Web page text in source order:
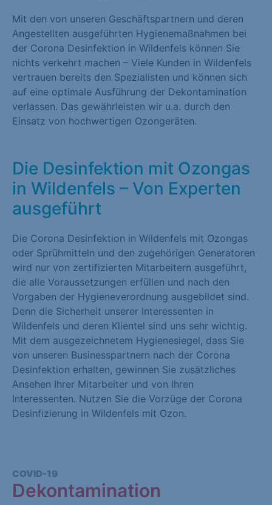
Mit den von unseren Geschäftspartnern und deren
Angestellten ausgeführten Hygienemaßnahmen bei
der Corona Desinfektion in Wildenfels können Sie
nichts verkehrt machen – Viele Kunden in Wildenfels
vertrauen bereits den Spezialisten und können sich
auf eine optimale Ausführung der Dekontamination
verlassen. Das gewährleisten wir u.a. durch den
Einsatz von hochwertigen Ozongeräten.
Die Desinfektion mit Ozongas
in Wildenfels – Von Experten
ausgeführt
Die Corona Desinfektion in Wildenfels mit Ozongas
oder Sprühmitteln und den zugehörigen Generatoren
wird nur von zertifizierten Mitarbeitern ausgeführt,
die alle Voraussetzungen erfüllen und nach den
Vorgaben der Hygieneverordnung ausgebildet sind.
Denn die Sicherheit unserer Interessenten in
Wildenfels und deren Klientel sind uns sehr wichtig.
Mit dem ausgezeichnetem Hygienesiegel, dass Sie
von unseren Businesspartnern nach der Corona
Desinfektion erhalten, gewinnen Sie zusätzliches
Ansehen Ihrer Mitarbeiter und von Ihren
Interessenten. Nutzen Sie die Vorzüge der Corona
Desinfizierung in Wildenfels mit Ozon.
COVID-19
Dekontamination